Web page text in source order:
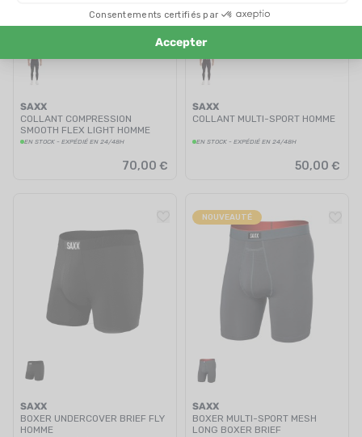
SAXX
COLLANT COMPRESSION
SMOOTH FLEX LIGHT HOMME
EN STOCK - EXPÉDIÉ EN 24/48H
70,00 €
SAXX
COLLANT MULTI-SPORT HOMME
EN STOCK - EXPÉDIÉ EN 24/48H
50,00 €
SAXX
BOXER UNDERCOVER BRIEF FLY
HOMME
NOUVEAUTÉ
SAXX
BOXER MULTI-SPORT MESH
LONG BOXER BRIEF